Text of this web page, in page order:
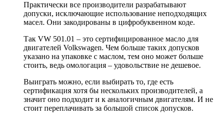
Практически все производители разрабатывают
допуски, исключающие использование неподходящих
масел. Они закодированы в цифробуквенном коде.
Так VW 501.01 – это сертифицированное масло для
двигателей Volkswagen. Чем больше таких допусков
указано на упаковке с маслом, тем оно может больше
стоить, ведь омологация – удовольствие не дешевое.
Выиграть можно, если выбирать то, где есть
сертификация хотя бы нескольких производителей, а
значит оно подходит и к аналогичным двигателям. И не
стоит переплачивать за большой список допусков.